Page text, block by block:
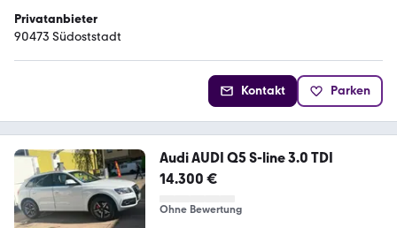
Privatanbieter
90473 Südoststadt
Kontakt Parken
Audi AUDI Q5 S-line 3.0 TDI
14.300 €
Ohne Bewertung